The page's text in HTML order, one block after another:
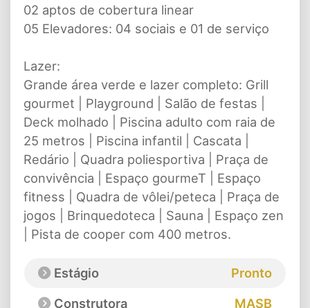
02 aptos de cobertura linear
05 Elevadores: 04 sociais e 01 de serviço
Lazer:
Grande área verde e lazer completo: Grill
gourmet | Playground | Salão de festas |
Deck molhado | Piscina adulto com raia de
25 metros | Piscina infantil | Cascata |
Redário | Quadra poliesportiva | Praça de
convivência | Espaço gourmeT | Espaço
fitness | Quadra de vôlei/peteca | Praça de
jogos | Brinquedoteca | Sauna | Espaço zen
| Pista de cooper com 400 metros.
Estágio
Pronto
Construtora
MASB